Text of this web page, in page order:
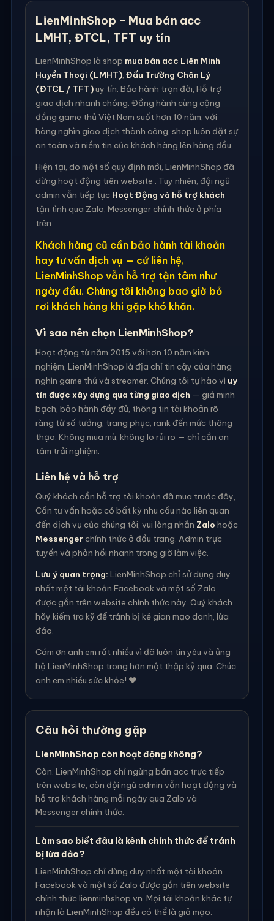
LienMinhShop – Mua bán acc
LMHT, ĐTCL, TFT uy tín
LienMinhShop là shop mua bán acc Liên Minh
Huyền Thoại (LMHT),Đấu Trường Chân Lý
(ĐTCL / TFT)uy tín. Bảo hành trọn đời, Hỗ trợ
giao dịch nhanh chóng. Đồng hành cùng cộng
đồng game thủ Việt Nam suốt hơn 10 năm, với
hàng nghìn giao dịch thành công, shop luôn đặt sự
an toàn và niềm tin của khách hàng lên hàng đầu.
Hiện tại, do một số quy định mới, LienMinhShop đã
dừng hoạt động trên website . Tuy nhiên, đội ngũ
admin vẫn tiếp tục Hoạt Động và hỗ trợ khách
tận tình qua Zalo, Messenger chính thức ở phía
trên.
Khách hàng cũ cần bảo hành tài khoản
hay tư vấn dịch vụ — cứ liên hệ,
LienMinhShop vẫn hỗ trợ tận tâm như
ngày đầu. Chúng tôi không bao giờ bỏ
rơi khách hàng khi gặp khó khăn.
Vì sao nên chọn LienMinhShop?
Hoạt động từ năm 2015 với hơn 10 năm kinh
nghiệm, LienMinhShop là địa chỉ tin cậy của hàng
nghìn game thủ và streamer. Chúng tôi tự hào vì uy
tín được xây dựng qua từng giao dịch — giá minh
bạch, bảo hành đầy đủ, thông tin tài khoản rõ
ràng từ số tướng, trang phục, rank đến mức thông
thạo. Không mua mù, không lo rủi ro — chỉ cần an
tâm trải nghiệm.
Liên hệ và hỗ trợ
Quý khách cần hỗ trợ tài khoản đã mua trước đây,
Cần tư vấn hoặc có bất kỳ nhu cầu nào liên quan
đến dịch vụ của chúng tôi, vui lòng nhắn Zalo hoặc
Messengerchính thức ở đầu trang. Admin trực
tuyến và phản hồi nhanh trong giờ làm việc.
Lưu ý quan trọng: LienMinhShop chỉ sử dụng duy
nhất một tài khoản Facebook và một số Zalo
được gắn trên website chính thức này. Quý khách
hãy kiểm tra kỹ để tránh bị kẻ gian mạo danh, lừa
đảo.
Cám ơn anh em rất nhiều vì đã luôn tin yêu và ủng
hộ LienMinhShop trong hơn một thập kỷ qua. Chúc
anh em nhiều sức khỏe! ❤️
Câu hỏi thường gặp
LienMinhShop còn hoạt động không?
Còn. LienMinhShop chỉ ngừng bán acc trực tiếp
trên website, còn đội ngũ admin vẫn hoạt động và
hỗ trợ khách hàng mỗi ngày qua Zalo và
Messenger chính thức.
Làm sao biết đâu là kênh chính thức để tránh
bị lừa đảo?
LienMinhShop chỉ dùng duy nhất một tài khoản
Facebook và một số Zalo được gắn trên website
chính thức lienminhshop.vn. Mọi tài khoản khác tự
nhận là LienMinhShop đều có thể là giả mạo.